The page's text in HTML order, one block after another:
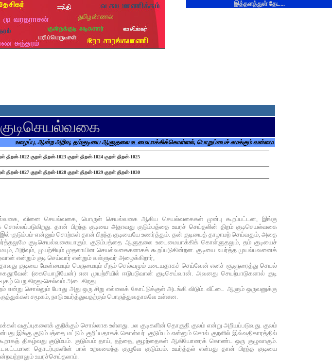
இத்தளத்துள் தேட...
குடிசெயல்வகை
உழைப்பு, ஆன்ற அறிவு, தம்குடியை ஆளுதலை உடமையாக்கிக்கொள்ளல், பொறுப்பைச் சுமக்கும் வன்மை.
திறன்-1022 குறள் திறன்-1023 குறள் திறன்-1024 குறள் திறன்-1025
திறன்-1027 குறள் திறன்-1028 குறள் திறன்-1029 குறள் திறன்-1030
வினை செயல்வகை, பொருள் செயல்வகை ஆகிய செயல்வகைகள் முன்பு கூறப்பட்டன, இங்கு
சொல்லப்படுகிறது. தான் பிறந்த குடியை அதாவது குடும்பத்தை உயரச் செய்தலின் திறம் குடிசெயல்வகை
இல்-குடும்பம்-என்னும் சொற்கள் தான் பிறந்த குடியையே உணர்த்தும். தன் குடியைத் தாழாமற் செய்வதும், அதை
குடிசெயல்வகையாகும். குடும்பத்தை ஆளுதலை உடைமையாக்கிக் கொள்ளுதலும், தம் குடியைச்
அறிவும், முயற்சியும் முதலாயின செயல்வகைகளாகக் கூறப்படுகின்றன. குடியை உயர்த்த முயல்பவனைக்
என்றும் குடி செய்வார்‌ என்றும் வள்ளுவர் அழைக்கிறார்,
குடியை மேன்மையும் பெருமையும் சீரும் செல்வமும் உடையதாகச் செய்வேன் எனச் சூளுரைத்து செயல்
கைதூவேன் (கையொழியேன்) என முயற்சியில் ஈடுபடுவான் குடிசெய்வான். அவனது செயற்பாடுகளால் குடி
புகழ் பெறுகிறது-செல்வம் அடைகிறது.
என்று சொல்லும் போது அது ஒரு சிறு எல்லைக் கோட்டுக்குள் அடங்கி விடும். வீட்டை ஆளும் ஒருவனுக்கு
சமூகம், நாடு உயர்த்துவதற்கும் பொருந்துவதாகவே உள்ளன.
வகுப்புகளைக் குறிக்கும் சொல்லாக உள்ளது. பல குடிகளின் தொகுதி குலம் என்று அறியப்படுவது. குலம்
இங்கு குடும்பத்தை மட்டும் குறிப்பதாகக் கொள்வர். குடும்பம் என்னும் சொல் குறளில் இவ்வதிகாரத்தில்
கூறாகத் திகழ்வது குடும்பம். குடும்பம் தாய், தந்தை, குழந்தைகள் ஆகியோரைக் கொண்ட ஒரு குழுவாகும்.
தொடர்புகளின் பால் உறவமைந்த குழுவே குடும்பம். உயர்த்தல் என்பது தான் பிறந்த குடியை
உயரச்செய்தலாம்.